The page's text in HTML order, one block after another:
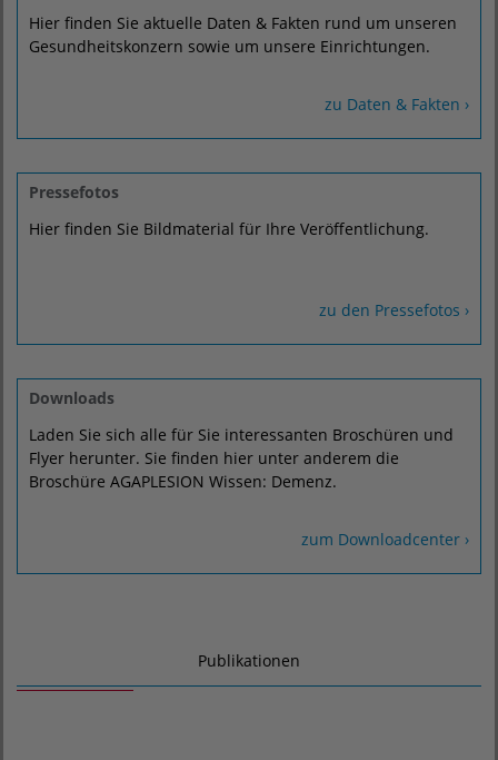
Hier finden Sie aktuelle Daten & Fakten rund um unseren
Gesundheitskonzern sowie um unsere Einrichtungen.
zu Daten & Fakten ›
Pressefotos
Hier finden Sie Bildmaterial für Ihre Veröffentlichung.
zu den Pressefotos ›
Downloads
Laden Sie sich alle für Sie interessanten Broschüren und
Flyer herunter. Sie finden hier unter anderem die
Broschüre AGAPLESION Wissen: Demenz.
zum Downloadcenter ›
Publikationen